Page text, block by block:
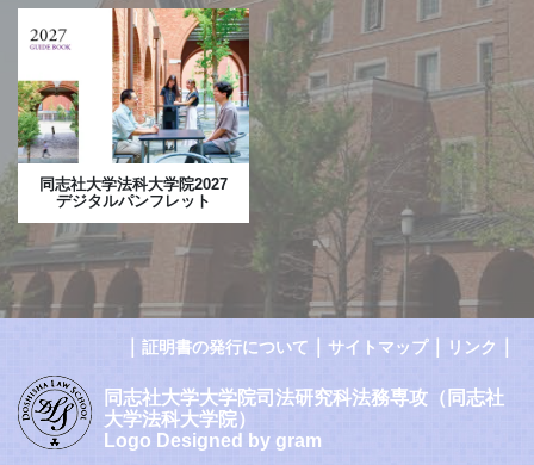
同志社大学法科大学院2027
デジタルパンフレット
証明書の発行について サイトマップ｜ リンク
同志社大学大学院司法研究科法務専攻（同志社
大学法科大学院）
Logo Designed by gram